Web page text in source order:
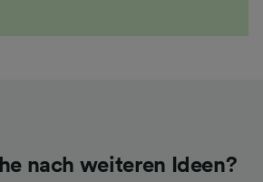
nach weiteren Ideen?